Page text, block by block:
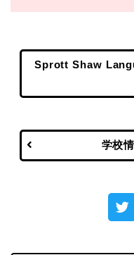
Sprott Shaw
学校